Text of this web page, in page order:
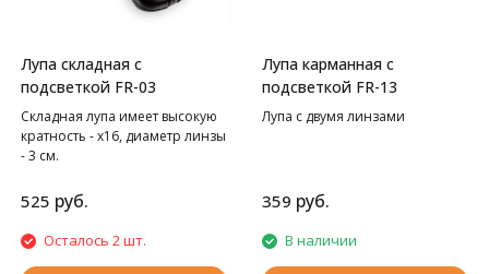
Лупа складная с
подсветкой FR-03
Складная лупа имеет высокую
кратность - x16, диаметр линзы
- 3 см.
525 руб.
Осталось 2 шт.
Лупа карманная с
подсветкой FR-13
Лупа с двумя линзами
359 руб.
В наличии